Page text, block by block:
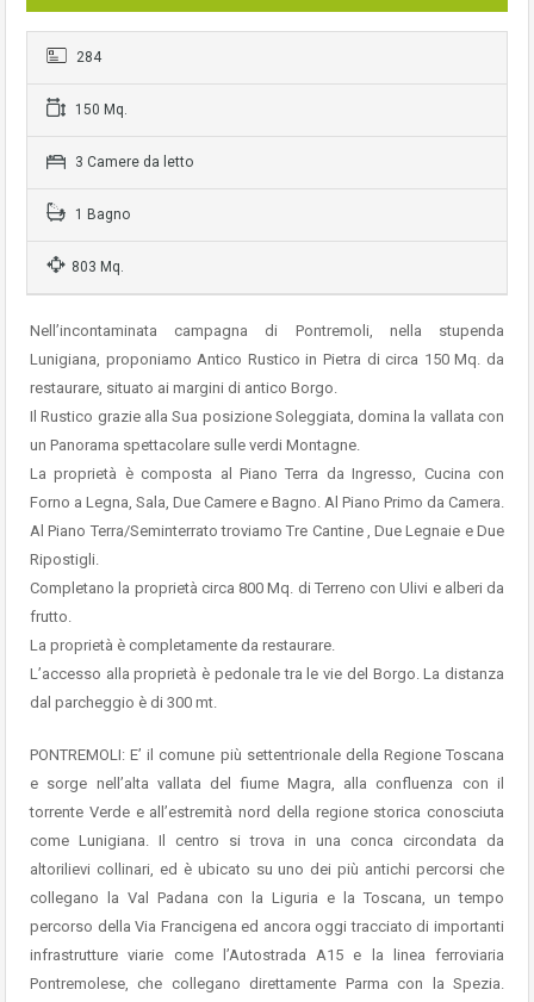
284
150 Mq.
3 Camere da letto
1 Bagno
803 Mq.
Nell’incontaminata campagna di Pontremoli, nella stupenda
Lunigiana, proponiamo Antico Rustico in Pietra di circa 150 Mq. da
restaurare, situato ai margini di antico Borgo.
Il Rustico grazie alla Sua posizione Soleggiata, domina la vallata con
un Panorama spettacolare sulle verdi Montagne.
La proprietà è composta al Piano Terra da Ingresso, Cucina con
Forno a Legna, Sala, Due Camere e Bagno. Al Piano Primo da Camera.
Al Piano Terra/Seminterrato troviamo Tre Cantine , Due Legnaie e Due
Ripostigli.
Completano la proprietà circa 800 Mq. di Terreno con Ulivi e alberi da
frutto.
La proprietà è completamente da restaurare.
L’accesso alla proprietà è pedonale tra le vie del Borgo. La distanza
dal parcheggio è di 300 mt.
PONTREMOLI: E’ il comune più settentrionale della Regione Toscana
e sorge nell’alta vallata del fiume Magra, alla confluenza con il
torrente Verde e all’estremità nord della regione storica conosciuta
come Lunigiana. Il centro si trova in una conca circondata da
altorilievi collinari, ed è ubicato su uno dei più antichi percorsi che
collegano la Val Padana con la Liguria e la Toscana, un tempo
percorso della Via Francigena ed ancora oggi tracciato di importanti
infrastrutture viarie come l’Autostrada A15 e la linea ferroviaria
Pontremolese, che collegano direttamente Parma con la Spezia.